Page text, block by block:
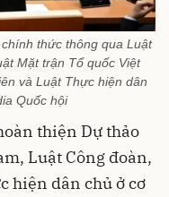
thức thông qua Luật
Mặt trận Tổ quốc Việt
và Luật Thực hiện dân
Quốc hội
thiện Dự thảo
Luật Công đoàn,
hiện dân chủ ở cơ